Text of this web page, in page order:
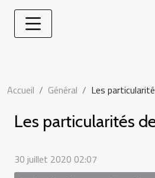
Accueil Général Les
Les particularités
30 juillet 2020 02:07